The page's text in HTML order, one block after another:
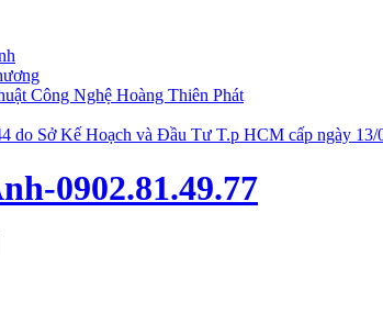
Công Nghệ Hoàng Thiên Phát
do Sở Kế Hoạch và Đầu Tư T.p HCM cấp ngày 13/